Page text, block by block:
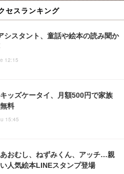
セスランキング
シスタント、童話や絵本の読み聞か
12:15
キッズケータイ、月額500円で家族
料
15:45
おむし、ねずみくん、アッチ…親
人気絵本LINEスタンプ登場